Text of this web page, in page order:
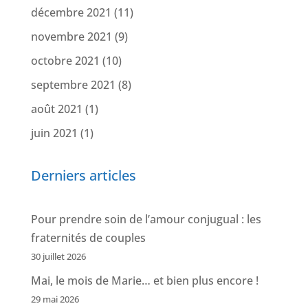
décembre 2021 (11)
novembre 2021 (9)
octobre 2021 (10)
septembre 2021 (8)
août 2021 (1)
juin 2021 (1)
Derniers articles
Pour prendre soin de l’amour conjugual : les
fraternités de couples
30 juillet 2026
Mai, le mois de Marie… et bien plus encore !
29 mai 2026